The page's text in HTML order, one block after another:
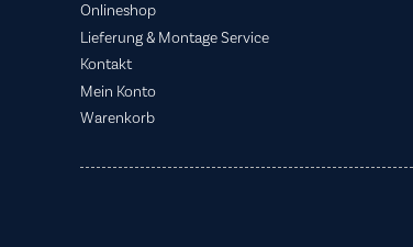
Onlineshop
Lieferung & Montage Service
Kontakt
Mein Konto
Warenkorb